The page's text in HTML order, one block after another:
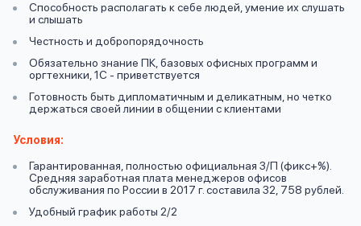
Способность располагать к себе людей, умение их слушать
и слышать
Честность и добропорядочность
Обязательно знание ПК, базовых офисных программ и
оргтехники, 1С - приветствуется
Готовность быть дипломатичным и деликатным, но четко
держаться своей линии в общении с клиентами
Условия:
Гарантированная, полностью официальная З/П (фикс+%).
Средняя заработная плата менеджеров офисов
обслуживания по России в 2017 г. составила 32, 758 рублей.
Удобный график работы 2/2
Оформить заявку
Войти под другим номером
Ответы